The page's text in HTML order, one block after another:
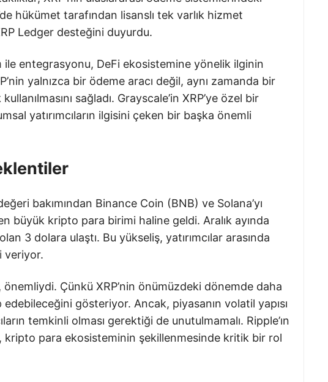
hükümet tarafından lisanslı tek varlık hizmet
Ledger desteğini duyurdu.
ile entegrasyonu, DeFi ekosistemine yönelik ilginin
yalnızca bir ödeme aracı değil, aynı zamanda bir
sağladı. Grayscale’in XRP’ye özel bir
yatırımcıların ilgisini çeken bir başka önemli
bakımından Binance Coin (BNB) ve Solana’yı
büyük kripto para birimi haline geldi. Aralık ayında
3 dolara ulaştı. Bu yükseliş, yatırımcılar arasında
veriyor.
önemliydi. Çünkü XRP’nin önümüzdeki dönemde daha
gösteriyor. Ancak, piyasanın volatil yapısı
temkinli olması gerektiği de unutulmamalı. Ripple’ın
kripto para ekosisteminin şekillenmesinde kritik bir rol